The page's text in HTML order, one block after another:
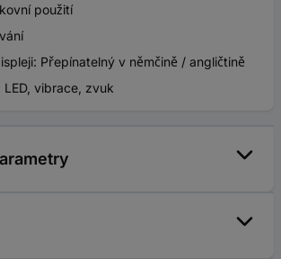
použití
Přepínatelný v němčině / angličtině
LED, vibrace, zvuk